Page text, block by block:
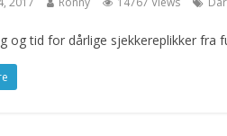
og tid for dårlige sjekkereplikker fra